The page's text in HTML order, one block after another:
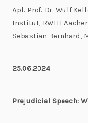
Apl. Prof. Dr. Wulf
Institut, RWTH Aachen
Sebastian Bernhard,
25.06.2024
Prejudicial Speech: